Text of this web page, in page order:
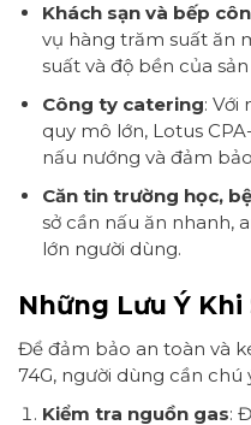
Khách sạn và bếp
vụ hàng trăm suất ăn
suất và độ bền của
Công ty catering: Với
quy mô lớn, Lotus
nấu nướng và đảm
Căn tin trường học,
sở cần nấu ăn nhanh,
lớn người dùng.
Những Lưu Ý
Để đảm bảo an toàn và
74G, người dùng cần chú
Kiểm tra nguồn gas: